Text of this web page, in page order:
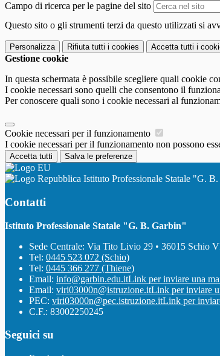
Campo di ricerca per le pagine del sito
Questo sito o gli strumenti terzi da questo utilizzati si
Personalizza Rifiuta tutti i cookies Accetta tutti i
Gestione cookie
In questa schermata è possibile scegliere quali cookie
I cookie necessari sono quelli che consentono il
Per conoscere quali sono i cookie necessari al
Cookie necessari per il funzionamento
I cookie necessari per il funzionamento non possono
Accetta tutti Salva le preferenze
Istituto Professionale Statale "G.
Contatti
Istituto Professionale Statale "G. B. Garbin"
Sede Centrale: Via Tito Livio 29 • 36015 Schio
Tel: 0445 523 072 (Schio)
Tel: 0445 366 277 (Thiene)
Email: info@garbin.edu.itLink per inviare una
Email: viri03000n@istruzione.itLink per inviare
PEC: viri03000n@pec.istruzione.itLink per
C.F.: 83002250245
Seguici su